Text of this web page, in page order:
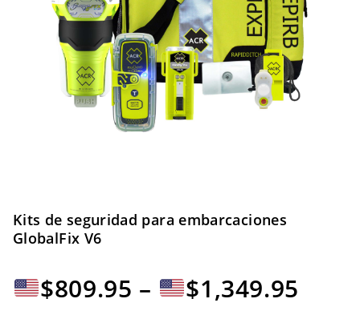
Kits de seguridad para embarcaciones
GlobalFix V6
$809.95 – $1,349.95